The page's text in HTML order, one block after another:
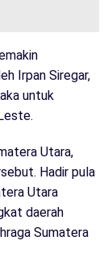
Irpan Siregar,
untuk
Utara,
Hadir pula
Utara
daerah
Sumatera